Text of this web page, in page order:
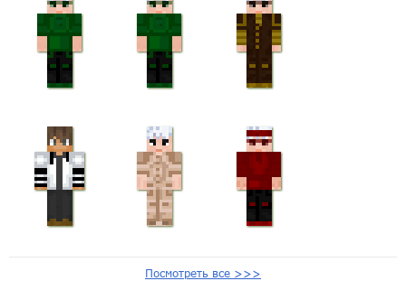
Посмотреть все >>>